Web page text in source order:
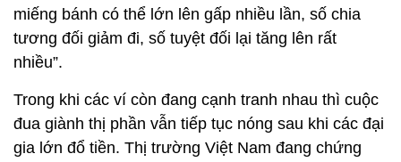
miếng bánh có thể lớn lên gấp nhiều lần, số chia
tương đối giảm đi, số tuyệt đối lại tăng lên rất
nhiều”.
Trong khi các ví còn đang cạnh tranh nhau thì cuộc
đua giành thị phần vẫn tiếp tục nóng sau khi các đại
gia lớn đổ tiền. Thị trường Việt Nam đang chứng